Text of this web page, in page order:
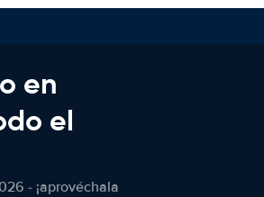
en
el
- ¡aprovéchala